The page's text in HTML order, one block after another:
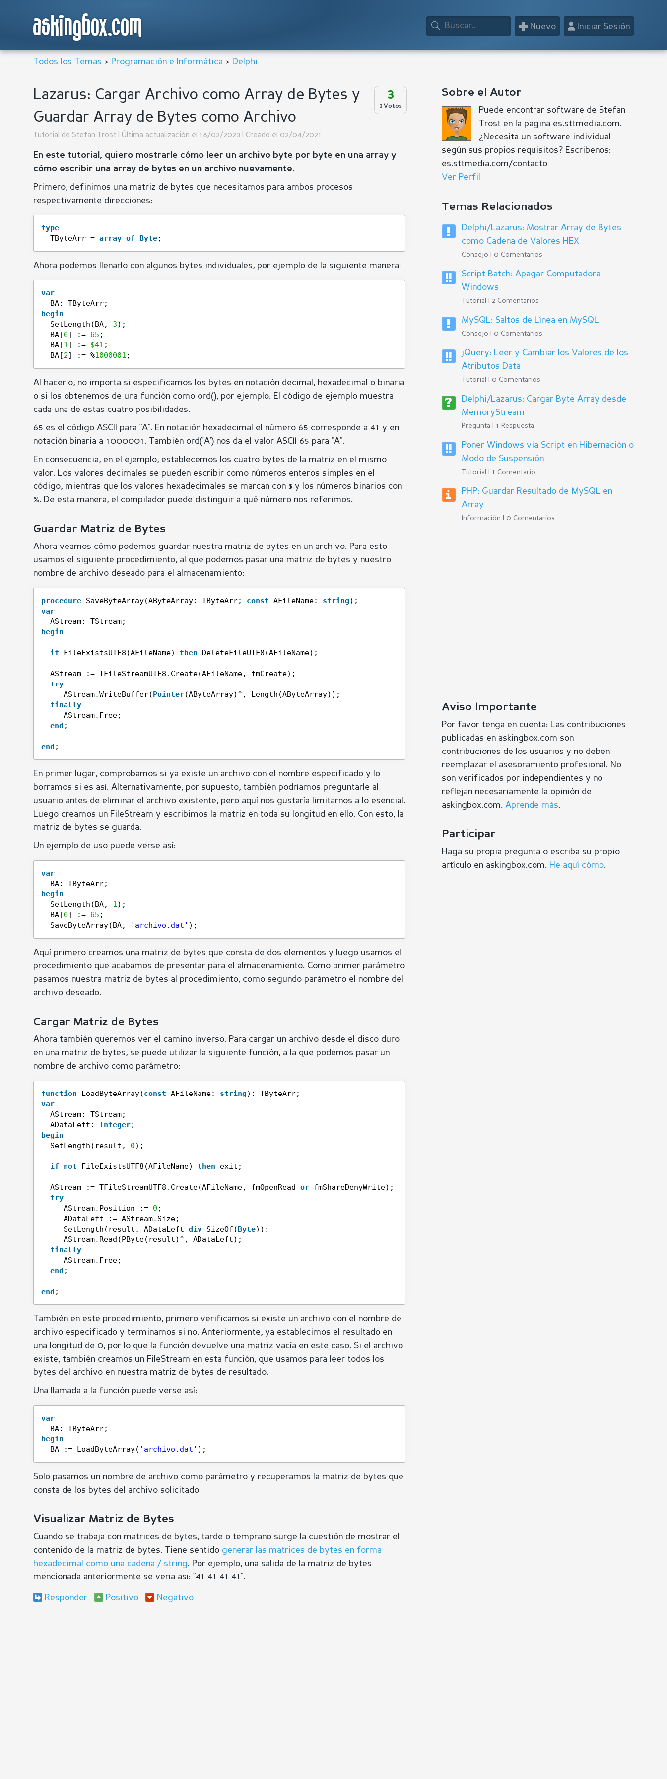
askingbox.com 👤Iniciar Sesión
+ Nuevo
Todos los Temas > Programación e Informática > Delphi
3
3 Votos
Lazarus: Cargar Archivo como Array de Bytes y
Guardar Array de Bytes como Archivo
Tutorial de Stefan Trost | Última actualización el 18/02/2023 | Creado el 02/04/2021
En este tutorial, quiero mostrarle cómo leer un archivo byte por byte en una array y
cómo escribir una array de bytes en un archivo nuevamente.
Primero, definimos una matriz de bytes que necesitamos para ambos procesos
respectivamente direcciones:
type
TByteArr = array of Byte;
Ahora podemos llenarlo con algunos bytes individuales, por ejemplo de la siguiente manera:
var
BA: TByteArr;
begin
SetLength(BA, 3);
BA[0] := 65 ;
BA[1] := $41 ;
BA[2] := %1000001 ;
Al hacerlo, no importa si especificamos los bytes en notación decimal, hexadecimal o binaria
o si los obtenemos de una función como ord(), por ejemplo. El código de ejemplo muestra
cada una de estas cuatro posibilidades.
65 es el código ASCII para "A". En notación hexadecimal el número 65 corresponde a 41 y en
notación binaria a 1000001. También ord('A') nos da el valor ASCII 65 para "A".
En consecuencia, en el ejemplo, establecemos los cuatro bytes de la matriz en el mismo
valor. Los valores decimales se pueden escribir como números enteros simples en el
código, mientras que los valores hexadecimales se marcan con $ y los números binarios con
%. De esta manera, el compilador puede distinguir a qué número nos referimos.
Guardar Matriz de Bytes
Ahora veamos cómo podemos guardar nuestra matriz de bytes en un archivo. Para esto
usamos el siguiente procedimiento, al que podemos pasar una matriz de bytes y nuestro
nombre de archivo deseado para el almacenamiento:
procedure SaveByteArray(AByteArray: TByteArr; const AFileName: string);
var
AStream: TStream;
begin
if FileExistsUTF8(AFileName) then DeleteFileUTF8(AFileName);
AStream := TFileStreamUTF8 . Create(AFileName, fmCreate);
try
AStream.WriteBuffer(Pointer(AByteArray)^, Length(AByteArray));
finally
AStream. Free;
end ;
end ;
En primer lugar, comprobamos si ya existe un archivo con el nombre especificado y lo
borramos si es así. Alternativamente, por supuesto, también podríamos preguntarle al
usuario antes de eliminar el archivo existente, pero aquí nos gustaría limitarnos a lo esencial.
Luego creamos un FileStream y escribimos la matriz en toda su longitud en ello. Con esto, la
matriz de bytes se guarda.
Un ejemplo de uso puede verse así:
var
BA: TByteArr;
begin
SetLength(BA, 1);
BA[0] := 65 ;
SaveByteArray(BA,
'archivo.dat' );
Aquí primero creamos una matriz de bytes que consta de dos elementos y luego usamos el
procedimiento que acabamos de presentar para el almacenamiento. Como primer parámetro
pasamos nuestra matriz de bytes al procedimiento, como segundo parámetro el nombre del
archivo deseado.
Cargar Matriz de Bytes
Ahora también queremos ver el camino inverso. Para cargar un archivo desde el disco duro
en una matriz de bytes, se puede utilizar la siguiente función, a la que podemos pasar un
nombre de archivo como parámetro:
function LoadByteArray(const AFileName: string): TByteArr;
var
AStream: TStream;
ADataLeft: Integer;
begin
SetLength(result, 0);
if not FileExistsUTF8(AFileName) then exit;
AStream := TFileStreamUTF8 . Create(AFileName, fmOpenRead or fmShareDenyWrite);
try
AStream. Position := 0 ;
ADataLeft := AStream. Size;
SetLength(result, ADataLeft div SizeOf(Byte));
AStream. Read(PByte(result)^, ADataLeft);
finally
AStream. Free;
end ;
end ;
También en este procedimiento, primero verificamos si existe un archivo con el nombre de
archivo especificado y terminamos si no. Anteriormente, ya establecimos el resultado en
una longitud de 0, por lo que la función devuelve una matriz vacía en este caso. Si el archivo
existe, también creamos un FileStream en esta función, que usamos para leer todos los
bytes del archivo en nuestra matriz de bytes de resultado.
Una llamada a la función puede verse así:
var
BA: TByteArr;
begin
BA := LoadByteArray( 'archivo.dat' );
Solo pasamos un nombre de archivo como parámetro y recuperamos la matriz de bytes que
consta de los bytes del archivo solicitado.
Visualizar Matriz de Bytes
Cuando se trabaja con matrices de bytes, tarde o temprano surge la cuestión de mostrar el
contenido de la matriz de bytes. Tiene sentido generar las matrices de bytes en forma
hexadecimal como una cadena / string. Por ejemplo, una salida de la matriz de bytes
mencionada anteriormente se vería así: "41 41 41 41".
Responder Positivo Negativo
Sobre el Autor
Puede encontrar software de Stefan
Trost en la pagina es.sttmedia.com.
¿Necesita un software individual
según sus propios requisitos? Escribenos:
es.sttmedia.com/contacto
Ver Perfil
Temas Relacionados
Delphi/Lazarus: Mostrar Array de Bytes
como Cadena de Valores HEX
Consejo | 0 Comentarios
Script Batch: Apagar Computadora
Windows
Tutorial | 2 Comentarios
MySQL: Saltos de Línea en MySQL
Consejo | 0 Comentarios
jQuery: Leer y Cambiar los Valores de los
Atributos Data
Tutorial | 0 Comentarios
Delphi/Lazarus: Cargar Byte Array desde
MemoryStream
Pregunta | 1 Respuesta
Poner Windows via Script en Hibernación o
Modo de Suspensión
Tutorial | 1 Comentario
PHP: Guardar Resultado de MySQL en
Array
Información | 0 Comentarios
Aviso Importante
Por favor tenga en cuenta: Las contribuciones
publicadas en askingbox.com son
contribuciones de los usuarios y no deben
reemplazar el asesoramiento profesional. No
son verificados por independientes y no
reflejan necesariamente la opinión de
askingbox.com. Aprende más.
Participar
Haga su propia pregunta o escriba su propio
artículo en askingbox.com. He aquí cómo.